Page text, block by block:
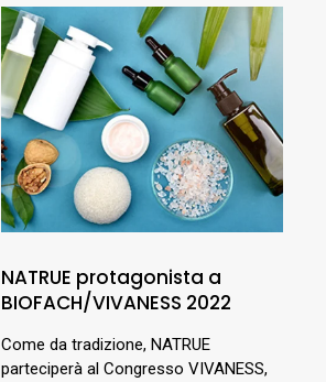
NATRUE protagonista a
BIOFACH/VIVANESS 2022
Come da tradizione, NATRUE
parteciperà al Congresso VIVANESS,